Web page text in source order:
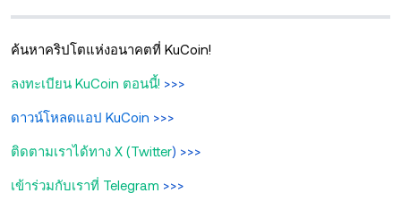
ค้นหาคริปโตแห่งอนาคตที่ KuCoin!
ลงทะเบียน KuCoin ตอนนี้! >>>
ดาวน์โหลดแอป KuCoin >>>
ติดตามเราได้ทาง X (Twitter) >>>
เข้าร่วมกับเราที่ Telegram >>>